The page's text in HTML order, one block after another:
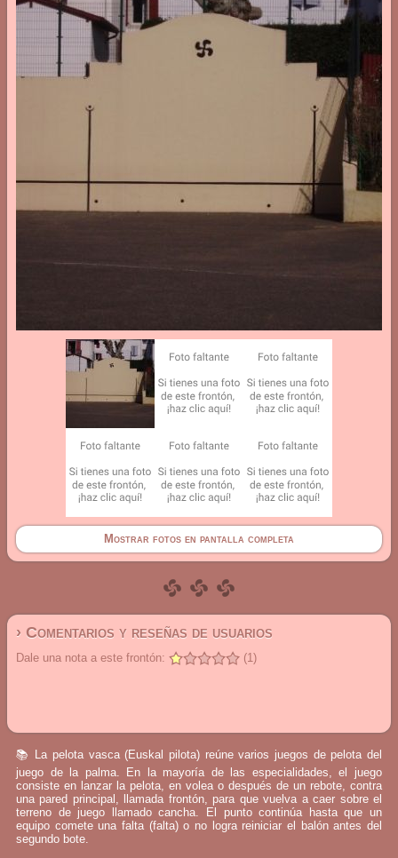
Mostrar fotos en pantalla completa
› Comentarios y reseñas de usuarios
Dale una nota a este frontón: (1)
📚 La pelota vasca (Euskal pilota) reúne varios juegos de pelota del
juego de la palma. En la mayoría de las especialidades, el juego
consiste en lanzar la pelota, en volea o después de un rebote, contra
una pared principal, llamada frontón, para que vuelva a caer sobre el
terreno de juego llamado cancha. El punto continúa hasta que un
equipo comete una falta (falta) o no logra reiniciar el balón antes del
segundo bote.